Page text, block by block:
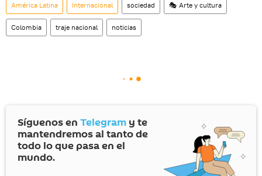
América Latina Internacional sociedad 🎭 Arte y cultura
Colombia traje nacional noticias
Síguenos en Telegram y te
mantendremos al tanto de
todo lo que pasa en el
mundo.